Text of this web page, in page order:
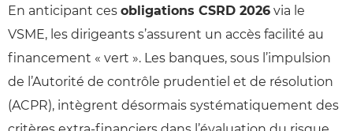
En anticipant ces obligations CSRD 2026 via le
VSME, les dirigeants s’assurent un accès facilité au
financement « vert ». Les banques, sous l’impulsion
de l’Autorité de contrôle prudentiel et de résolution
(ACPR), intègrent désormais systématiquement des